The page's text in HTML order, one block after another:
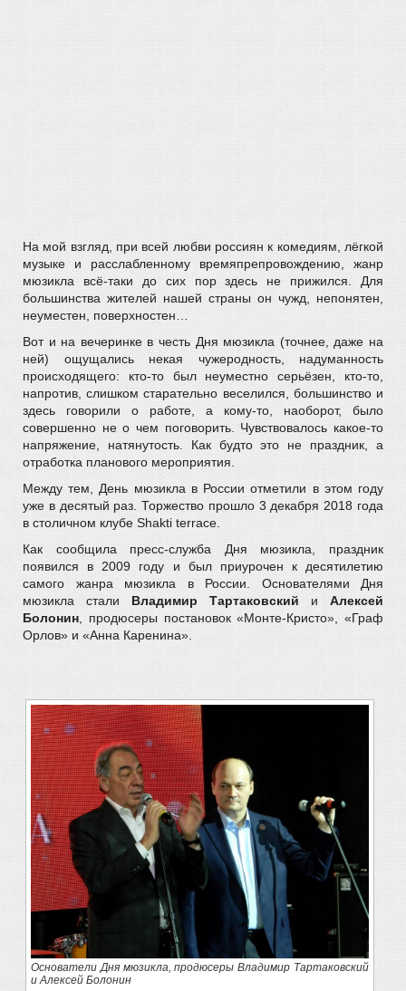
На мой взгляд, при всей любви россиян к комедиям, лёгкой
музыке и расслабленному времяпрепровождению, жанр
мюзикла всё-таки до сих пор здесь не прижился. Для
большинства жителей нашей страны он чужд, непонятен,
неуместен, поверхностен…
Вот и на вечеринке в честь Дня мюзикла (точнее, даже на
ней) ощущались некая чужеродность, надуманность
происходящего: кто-то был неуместно серьёзен, кто-то,
напротив, слишком старательно веселился, большинство и
здесь говорили о работе, а кому-то, наоборот, было
совершенно не о чем поговорить. Чувствовалось какое-то
напряжение, натянутость. Как будто это не праздник, а
отработка планового мероприятия.
Между тем, День мюзикла в России отметили в этом году
уже в десятый раз. Торжество прошло 3 декабря 2018 года
в столичном клубе Shakti terrace.
Как сообщила пресс-служба Дня мюзикла, праздник
появился в 2009 году и был приурочен к десятилетию
самого жанра мюзикла в России. Основателями Дня
мюзикла стали Владимир Тартаковский и Алексей
Болонин , продюсеры постановок «Монте-Кристо», «Граф
Орлов» и «Анна Каренина».
Основатели Дня мюзикла, продюсеры Владимир Тартаковский
и Алексей Болонин